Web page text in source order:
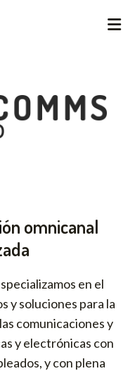
omnicanal
en el
y soluciones para la
comunicaciones y
y electrónicas con
y con plena